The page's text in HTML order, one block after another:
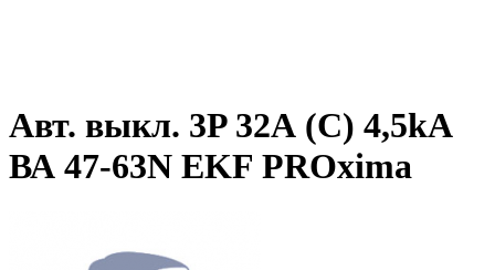
Авт. выкл. 3P 32А (C) 4,5kA
ВА 47-63N EKF PROxima